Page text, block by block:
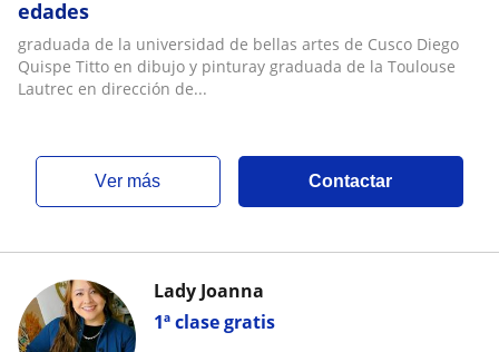
edades
graduada de la universidad de bellas artes de Cusco Diego
Quispe Titto en dibujo y pinturay graduada de la Toulouse
Lautrec en dirección de...
ver más Contactar
1ª clase gratis
Lady Joanna